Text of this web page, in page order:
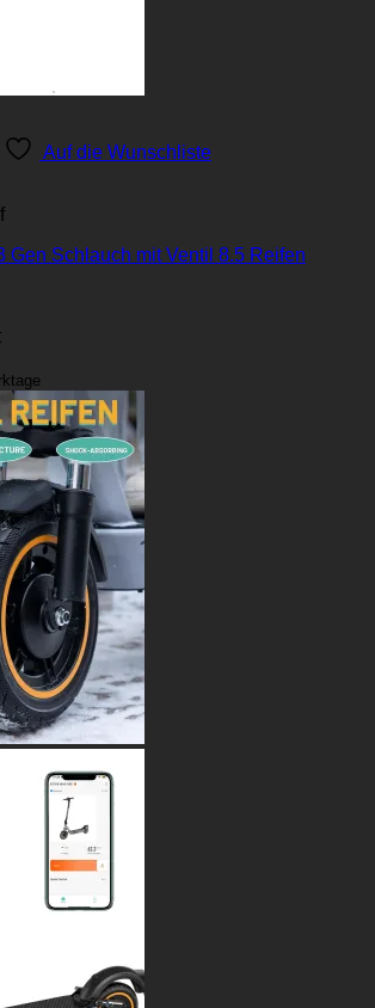
Auf die Wunschliste
Gen Schlauch mit Ventil 8.5 Reifen